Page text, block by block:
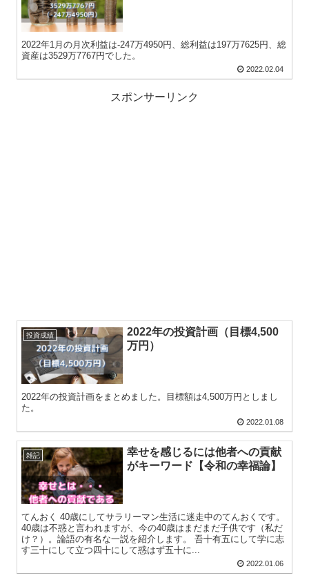
2022年1月の月次利益は-247万4950円、総利益は197万7625円、総
資産は3529万7767円でした。
2022.02.04
スポンサーリンク
投資成績
2022年の投資計画（目標4,500
万円）
2022年の投資計画をまとめました。目標額は4,500万円としまし
た。
2022.01.08
雑記
幸せを感じるには他者への貢献
がキーワード【令和の幸福論】
てんおく 40歳にしてサラリーマン生活に迷走中のてんおくです。
40歳は不惑と言われますが、今の40歳はまだまだ子供です（私だ
け？）。論語の有名な一説を紹介します。 吾十有五にして学に志
す三十にして立つ四十にして惑はず五十に...
2022.01.06